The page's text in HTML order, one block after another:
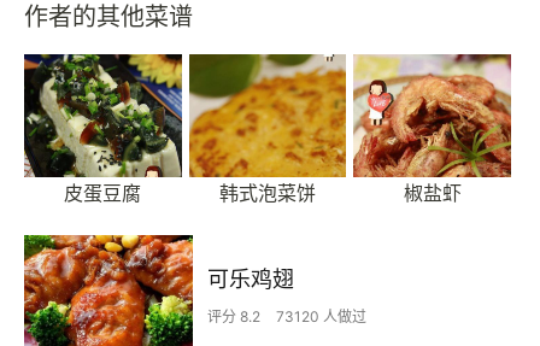
作者的其他菜谱
皮蛋豆腐 韩式泡菜饼 椒盐虾
可乐鸡翅
评分 8.2 73120 人做过